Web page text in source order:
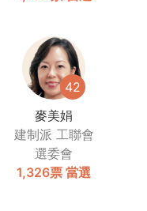
42
麥美娟
建制派 工聯會
選委會
1,326票 當選